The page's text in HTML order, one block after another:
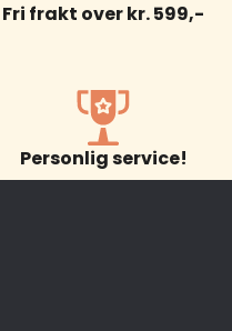
Fri frakt over kr. 599,-
Personlig service!